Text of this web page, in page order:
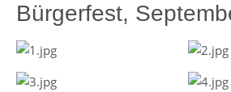
Bürgerfest,